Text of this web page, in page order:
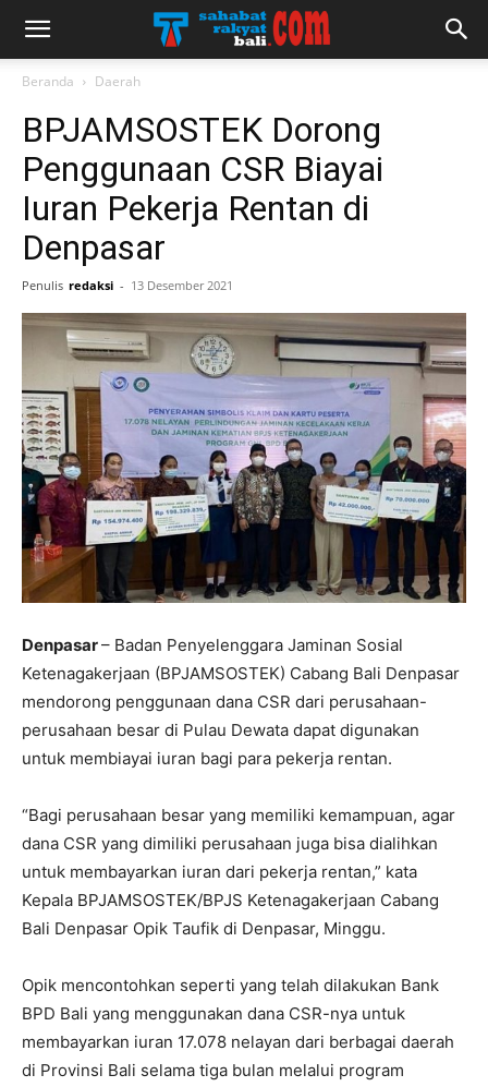
Beranda Daerah
BPJAMSOSTEK Dorong
Penggunaan CSR Biayai
Iuran Pekerja Rentan di
Denpasar
Penulis redaksi - 13 Desember 2021
Denpasar– Badan Penyelenggara Jaminan Sosial
Ketenagakerjaan (BPJAMSOSTEK) Cabang Bali Denpasar
mendorong penggunaan dana CSR dari perusahaan-
perusahaan besar di Pulau Dewata dapat digunakan
untuk membiayai iuran bagi para pekerja rentan.
“Bagi perusahaan besar yang memiliki kemampuan, agar
dana CSR yang dimiliki perusahaan juga bisa dialihkan
untuk membayarkan iuran dari pekerja rentan,” kata
Kepala BPJAMSOSTEK/BPJS Ketenagakerjaan Cabang
Bali Denpasar Opik Taufik di Denpasar, Minggu.
Opik mencontohkan seperti yang telah dilakukan Bank
BPD Bali yang menggunakan dana CSR-nya untuk
membayarkan iuran 17.078 nelayan dari berbagai daerah
di Provinsi Bali selama tiga bulan melalui program